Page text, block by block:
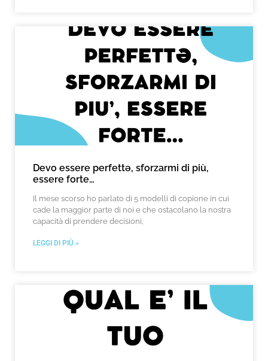
Devo essere perfettə, sforzarmi di più,
essere forte…
Il mese scorso ho parlato di 5 modelli di copione in cui
cade la maggior parte di noi e che ostacolano la nostra
capacità di prendere decisioni,
LEGGI DI PIÙ »